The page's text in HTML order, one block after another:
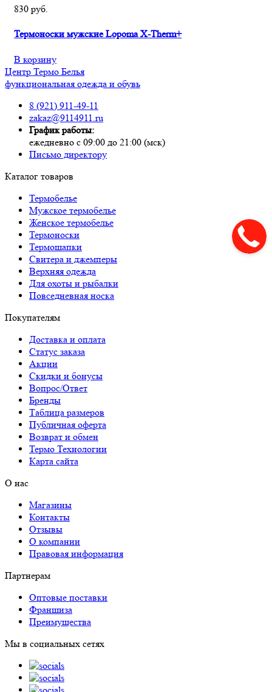
830 руб.
Термоноски мужские Lopoma X-Therm+
В корзину
Центр Термо Белья
функциональная одежда и обувь
8 (921) 911-49-11
zakaz@9114911.ru
График работы:
ежедневно с 09:00 до 21:00 (мск)
Письмо директору
Каталог товаров
Термобелье
Мужское термобелье
Женское термобелье
Термоноски
Термошапки
Свитера и джемперы
Верхняя одежда
Для охоты и рыбалки
Повседневная носка
Покупателям
Доставка и оплата
Статус заказа
Акции
Скидки и бонусы
Вопрос/Ответ
Бренды
Таблица размеров
Публичная оферта
Возврат и обмен
Термо Технологии
Карта сайта
О нас
Магазины
Контакты
Отзывы
О компании
Правовая информация
Партнерам
Оптовые поставки
Франшиза
Преимущества
Мы в социальных сетях